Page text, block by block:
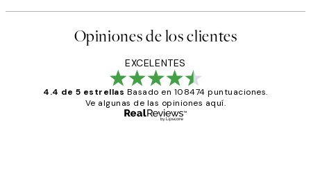
Opiniones de los clientes
EXCELENTES
4.4 de 5 estrellas Basado en 108474 puntuaciones.
Ve algunas de las opiniones aquí.